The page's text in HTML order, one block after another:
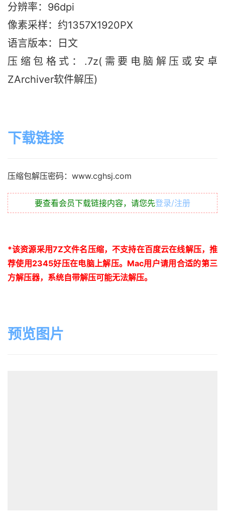
分辨率：96dpi
像素采样：约1357X1920PX
语言版本：日文
压缩包格式：.7z(需要电脑解压或安卓
ZArchiver软件解压)
下载链接
压缩包解压密码：www.cghsj.com
要查看会员下载链接内容，请您先登录/注册
*该资源采用7Z文件名压缩，不支持在百度云在线解压，推
荐使用2345好压在电脑上解压。 Mac用户请用合适的第三
方解压器，系统自带解压可能无法解压。
预览图片